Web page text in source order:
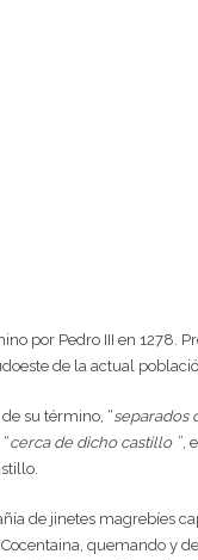
por Pedro III en 1278.
de la actual
su término, “separados
cerca de dicho castillo ”,
de jinetes magrebíes
quemando y